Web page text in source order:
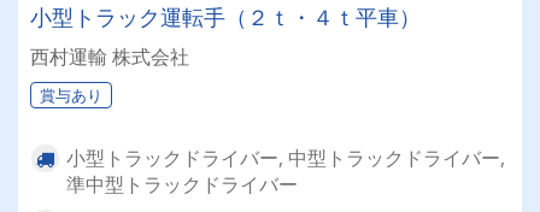
小型トラック運転手（２ｔ・４ｔ平車）
西村運輸 株式会社
賞与あり
小型トラックドライバー, 中型トラックドライバー,
準中型トラックドライバー